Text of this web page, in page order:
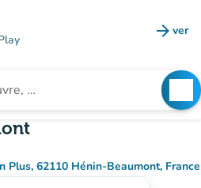
arrow_forward ver
Plus, 62110 Hénin-Beaumont, France
(abrir en Google Maps)
(nueva pestaña)